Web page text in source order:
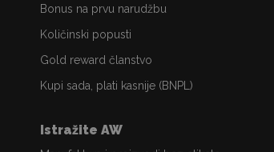
Bonus na prvu narudžbu
Količinski popusti
Gold reward članstvo
Kupi sada, plati kasnije (BNPL)
Istražite AW